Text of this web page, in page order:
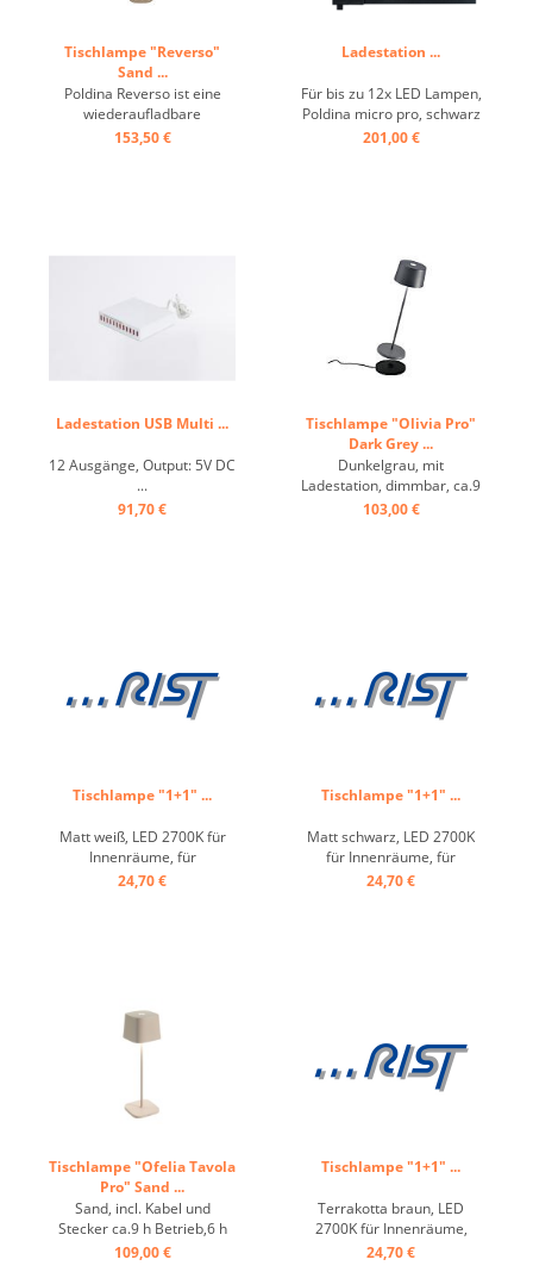
Tischlampe "Reverso"
Sand ...
Poldina Reverso ist eine
wiederaufladbare
batteriebetriebene
Ladeadapter mit Kabel und
153,50 €
Ladestation ...
Für bis zu 12x LED Lampen,
Poldina micro pro, schwarz
...
201,00 €
Ladestation USB Multi ...
12 Ausgänge, Output: 5V DC
...
91,70 €
Tischlampe "Olivia Pro"
Dark Grey ...
Dunkelgrau, mit
Ladestation, dimmbar, ca.9
h Betrieb ...
103,00 €
Tischlampe "1+1" ...
Matt weiß, LED 2700K für
Innenräume, für
Innenräume, ohne
24,70 €
Tischlampe "1+1" ...
Matt schwarz, LED 2700K
für Innenräume, für
Innenräume, ohne
24,70 €
Tischlampe "Ofelia Tavola
Pro" Sand ...
Sand, incl. Kabel und
Stecker ca.9 h Betrieb,6 h
Ladung, IP65 ...
109,00 €
Tischlampe "1+1" ...
Terrakotta braun, LED
2700K für Innenräume,
ohne Ladestecker, Höhe
24,70 €